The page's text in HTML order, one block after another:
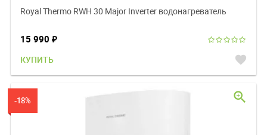
Royal Thermo RWH 30 Major Inverter водонагреватель
15 990 ₽
КУПИТЬ favorite
-18% zoom_in